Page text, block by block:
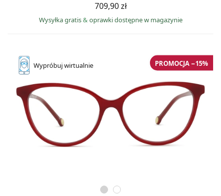
709,90 zł
Wysyłka gratis& oprawki dostępne w magazynie
Wypróbujwirtualnie PROMOCJA −15%